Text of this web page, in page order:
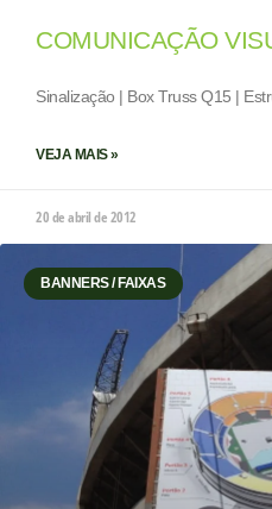
COMUNICAÇÃO
Sinalização | Box Truss Q15 |
VEJA MAIS »
20 de abril de 2012
BANNERS / FAIXAS